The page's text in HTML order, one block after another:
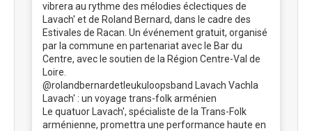
vibrera au rythme des mélodies éclectiques de
Lavach' et de Roland Bernard, dans le cadre des
Estivales de Racan. Un événement gratuit, organisé
par la commune en partenariat avec le Bar du
Centre, avec le soutien de la Région Centre-Val de
Loire.
@rolandbernardetleukuloopsband Lavach Vachla
Lavach' : un voyage trans-folk arménien
Le quatuor Lavach', spécialiste de la Trans-Folk
arménienne, promettra une performance haute en